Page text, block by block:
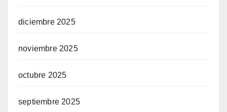
diciembre 2025
noviembre 2025
octubre 2025
septiembre 2025